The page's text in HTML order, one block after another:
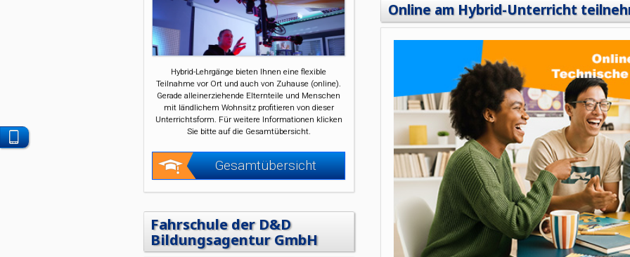
Kontaktieren
Online am Hybrid-Unterricht
Hybrid-Lehrgänge bieten Ihnen eine flexible
Teilnahme vor Ort und auch von Zuhause (online).
Gerade alleinerziehende Elternteile und Menschen
mit ländlichem Wohnsitz profitieren von dieser
Unterrichtsform. Für weitere Informationen klicken
Sie bitte auf die Gesamtübersicht.
Gesamtübersicht
Fahrschule der D&D
Bildungsagentur GmbH